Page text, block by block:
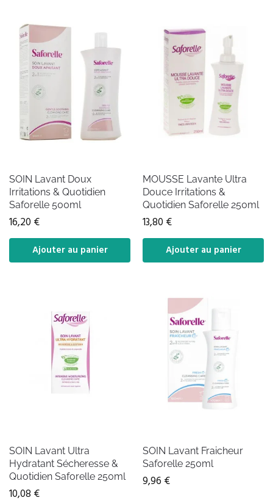
SOIN Lavant Doux
Irritations & Quotidien
Saforelle 500ml
16,20 €
Ajouter au panier
MOUSSE Lavante Ultra
Douce Irritations &
Quotidien Saforelle 250ml
13,80 €
Ajouter au panier
SOIN Lavant Ultra
Hydratant Sécheresse &
Quotidien Saforelle 250ml
10,08 €
SOIN Lavant Fraicheur
Saforelle 250ml
9,96 €